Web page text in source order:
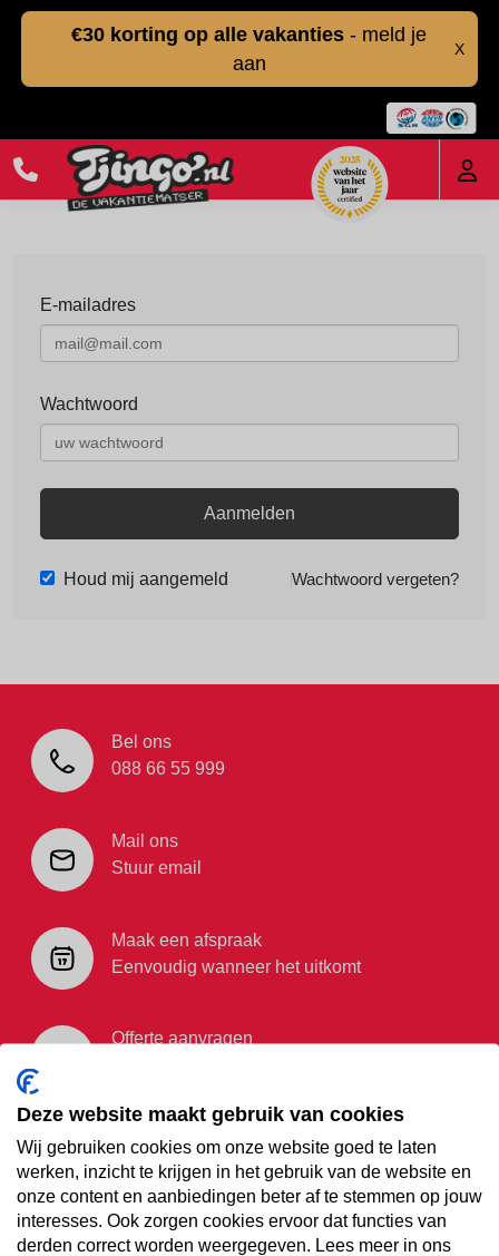
€30 korting op alle vakanties - meld je
aan
X
E-mailadres
Wachtwoord
Aanmelden
Houd mij aangemeld Wachtwoord vergeten?
Bel ons
088 66 55 999
Mail ons
Stuur email
Maak een afspraak
Eenvoudig wanneer het uitkomt
Offerte aanvragen
€35,- korting op je
volgende vakantie
Deze website maakt gebruik van cookies
Wij gebruiken cookies om onze website goed te laten
werken, inzicht te krijgen in het gebruik van de website en
onze content en aanbiedingen beter af te stemmen op jouw
interesses. Ook zorgen cookies ervoor dat functies van
derden correct worden weergegeven. Lees meer in ons